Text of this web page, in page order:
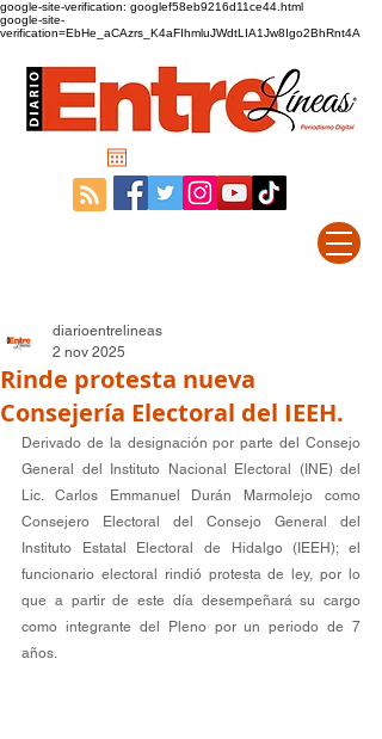
google-site-verification: googlef58eb9216d11ce44.html
google-site-
verification=EbHe_aCAzrs_K4aFIhmluJWdtLIA1Jw8Igo2BhRnt4A
Rinde protesta nueva
Consejería Electoral del IEEH.
diarioentrelineas
2 nov 2025
Derivado de la designación por parte del Consejo
General del Instituto Nacional Electoral (INE) del
Lic. Carlos Emmanuel Durán Marmolejo como
Consejero Electoral del Consejo General del
Instituto Estatal Electoral de Hidalgo (IEEH); el
funcionario electoral rindió protesta de ley, por lo
que a partir de este día desempeñará su cargo
como integrante del Pleno por un periodo de 7
años.